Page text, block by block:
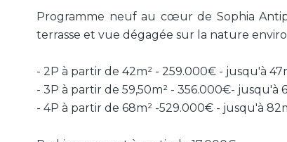
Programme neuf au cœur de Sophia
terrasse et vue dégagée sur la nature
- 2P à partir de 42m² - 259.000€ - jusqu'à
- 3P à partir de 59,50m² - 356.000€- jusqu'à
- 4P à partir de 68m² -529.000€ - jusqu'à